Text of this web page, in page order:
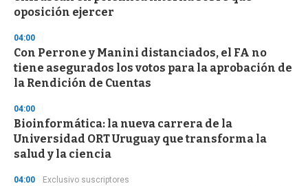
oposición ejercer
04:00
Con Perrone y Manini distanciados, el FA no
tiene asegurados los votos para la aprobación de
la Rendición de Cuentas
04:00
Bioinformática: la nueva carrera de la
Universidad ORT Uruguay que transforma la
salud y la ciencia
04:00 Exclusivo suscriptores